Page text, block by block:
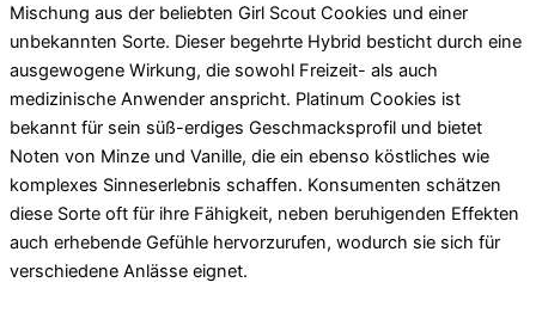
Mischung aus der beliebten Girl Scout Cookies und einer
unbekannten Sorte. Dieser begehrte Hybrid besticht durch eine
ausgewogene Wirkung, die sowohl Freizeit- als auch
medizinische Anwender anspricht. Platinum Cookies ist
bekannt für sein süß-erdiges Geschmacksprofil und bietet
Noten von Minze und Vanille, die ein ebenso köstliches wie
komplexes Sinneserlebnis schaffen. Konsumenten schätzen
diese Sorte oft für ihre Fähigkeit, neben beruhigenden Effekten
auch erhebende Gefühle hervorzurufen, wodurch sie sich für
verschiedene Anlässe eignet.